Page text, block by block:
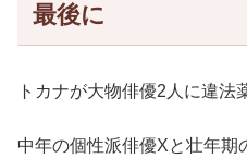
最後に
トカナが大物俳優2人に違法
中年の個性派俳優Xと壮年期